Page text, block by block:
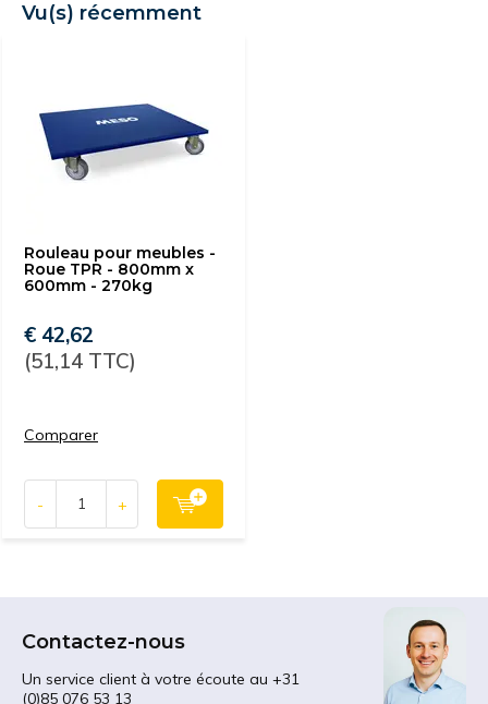
Vu(s) récemment
Rouleau pour meubles -
Roue TPR - 800mm x
600mm - 270kg
€ 42,62
(51,14 TTC)
Comparer
- +
Contactez-nous
Un service client à votre écoute au +31
(0)85 076 53 13